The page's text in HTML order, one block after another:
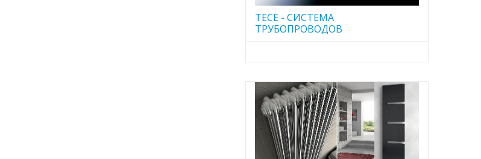
TECE - CИСТЕМА
ТРУБОПРОВОДОВ